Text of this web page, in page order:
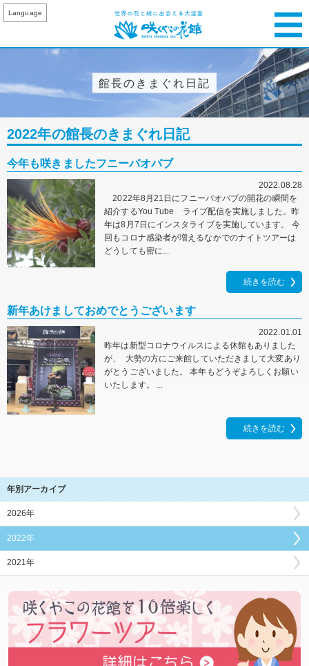
Language
館長のきまぐれ日記
2022年の館長のきまぐれ日記
今年も咲きましたフニーバオバブ
2022.08.28
2022年8月21日にフニーバオバブの開花の瞬間を
紹介するYou Tube ライブ配信を実施しました。昨
年は8月7日にインスタライブを実施しています。 今
回もコロナ感染者が増えるなかでのナイトツアーは
どうしても密に...
続きを読む
新年あけましておめでとうございます
2022.01.01
昨年は新型コロナウイルスによる休館もありました
が、 大勢の方にご来館していただきまして大変あり
がとうございました。 本年もどうぞよろしくお願い
いたします。 ...
続きを読む
年別アーカイブ
2026年
2022年
2021年